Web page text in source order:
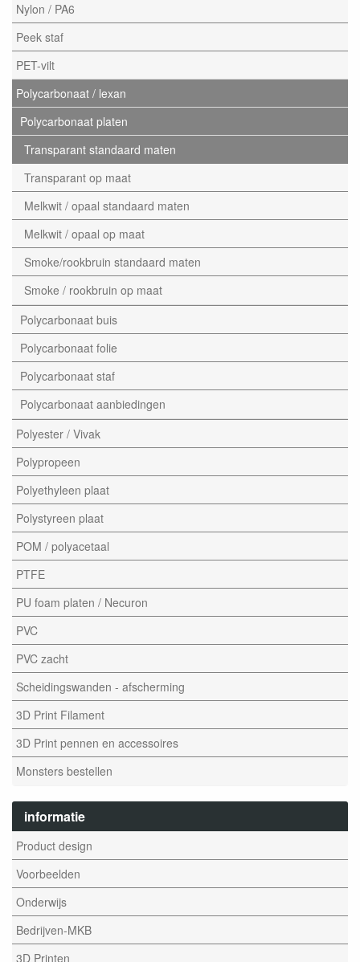
Nylon / PA6
Peek staf
PET-vilt
Polycarbonaat / lexan
Polycarbonaat platen
Transparant standaard maten
Transparant op maat
Melkwit / opaal standaard maten
Melkwit / opaal op maat
Smoke/rookbruin standaard maten
Smoke / rookbruin op maat
Polycarbonaat buis
Polycarbonaat folie
Polycarbonaat staf
Polycarbonaat aanbiedingen
Polyester / Vivak
Polypropeen
Polyethyleen plaat
Polystyreen plaat
POM / polyacetaal
PTFE
PU foam platen / Necuron
PVC
PVC zacht
Scheidingswanden - afscherming
3D Print Filament
3D Print pennen en accessoires
Monsters bestellen
informatie
Product design
Voorbeelden
Onderwijs
Bedrijven-MKB
3D Printen